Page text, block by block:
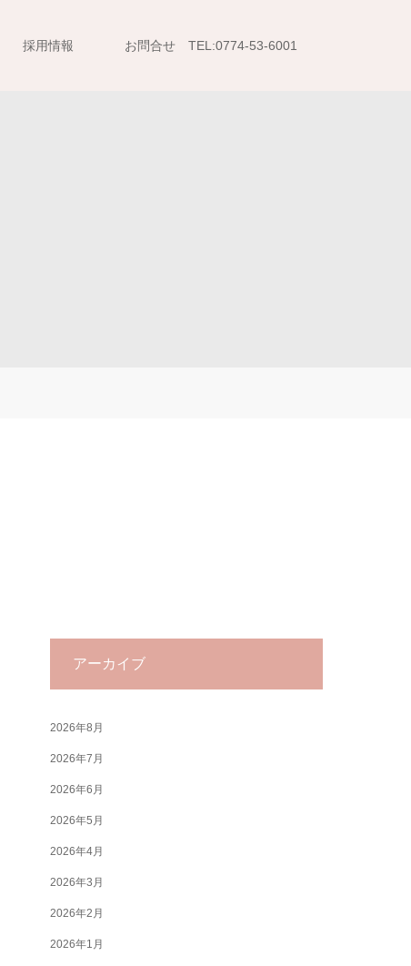
採用情報 お問合せ TEL:0774-53-6001
アーカイブ
2026年8月
2026年7月
2026年6月
2026年5月
2026年4月
2026年3月
2026年2月
2026年1月